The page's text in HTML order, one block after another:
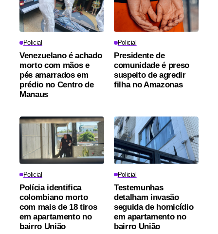
Policial
Venezuelano é achado
morto com mãos e
pés amarrados em
prédio no Centro de
Manaus
Policial
Presidente de
comunidade é preso
suspeito de agredir
filha no Amazonas
Policial
Polícia identifica
colombiano morto
com mais de 18 tiros
em apartamento no
bairro União
Policial
Testemunhas
detalham invasão
seguida de homicídio
em apartamento no
bairro União